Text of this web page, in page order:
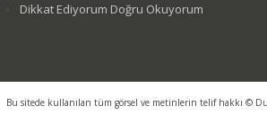
Dikkat Ediyorum Doğru Okuyorum
Bu sitede kullanılan tüm görsel ve metinlerin telif hakkı ©